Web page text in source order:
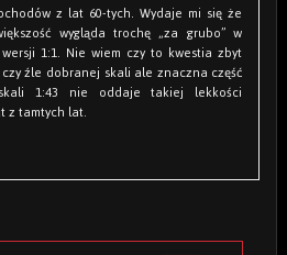
z lat 60-tych. Wydaje mi się że
wygląda trochę „za grubo” w
1:1. Nie wiem czy to kwestia zbyt
źle dobranej skali ale znaczna część
1:43 nie oddaje takiej lekkości
z tamtych lat.